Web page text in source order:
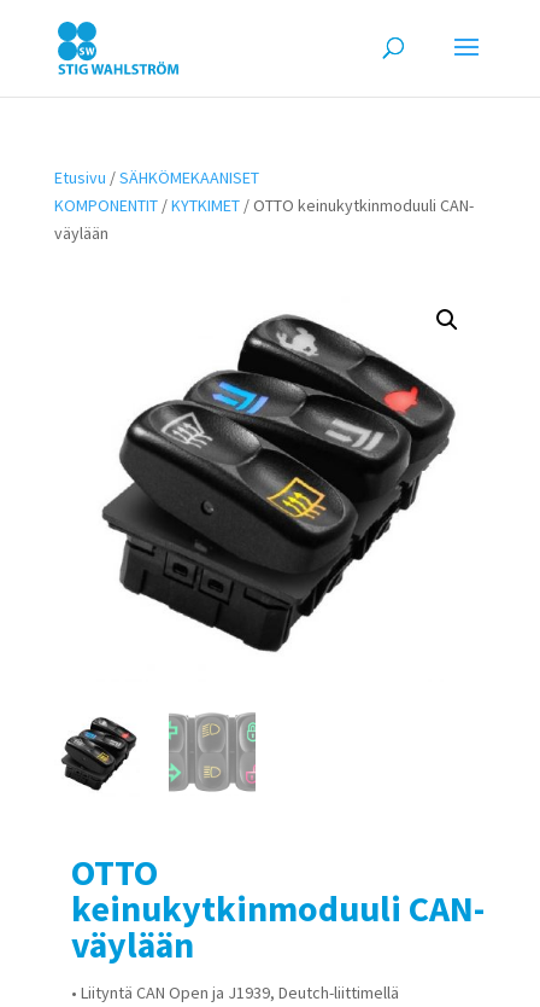
Etusivu /SÄHKÖMEKAANISET
KOMPONENTIT/KYTKIMET/ OTTO keinukytkinmoduuli CAN-
väylään
OTTO
keinukytkinmoduuli CAN-
väylään
• Liityntä CAN Open ja J1939, Deutch-liittimellä